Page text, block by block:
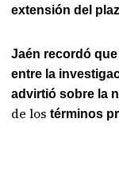
extensión del
Jaén recordó
entre la
advirtió sobre la
de los términos